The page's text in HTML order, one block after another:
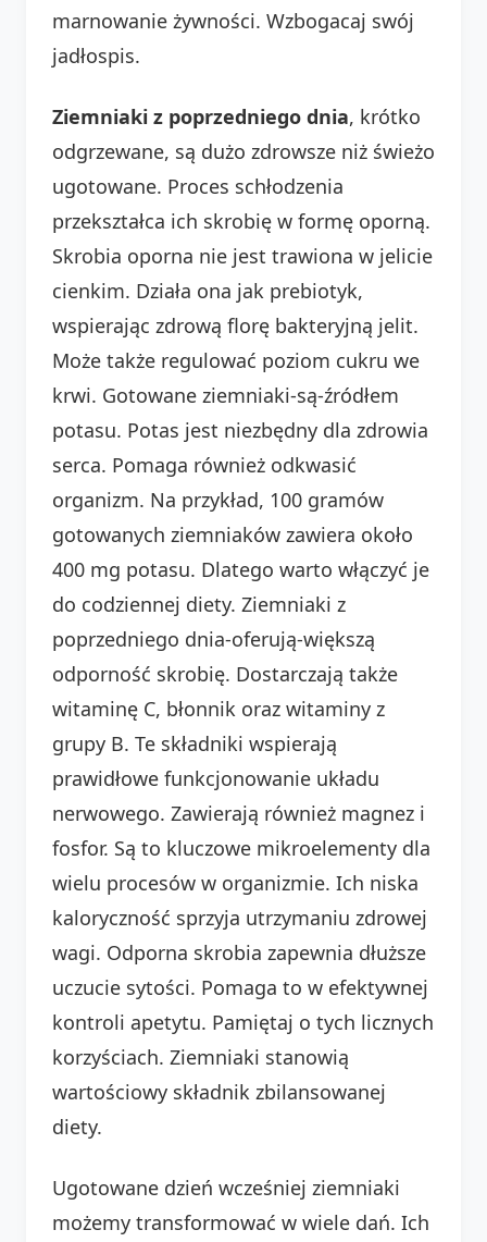
marnowanie żywności. Wzbogacaj swój
jadłospis.
Ziemniaki z poprzedniego dnia, krótko
odgrzewane, są dużo zdrowsze niż świeżo
ugotowane. Proces schłodzenia
przekształca ich skrobię w formę oporną.
Skrobia oporna nie jest trawiona w jelicie
cienkim. Działa ona jak prebiotyk,
wspierając zdrową florę bakteryjną jelit.
Może także regulować poziom cukru we
krwi. Gotowane ziemniaki-są-źródłem
potasu. Potas jest niezbędny dla zdrowia
serca. Pomaga również odkwasić
organizm. Na przykład, 100 gramów
gotowanych ziemniaków zawiera około
400 mg potasu. Dlatego warto włączyć je
do codziennej diety. Ziemniaki z
poprzedniego dnia-oferują-większą
odporność skrobię. Dostarczają także
witaminę C, błonnik oraz witaminy z
grupy B. Te składniki wspierają
prawidłowe funkcjonowanie układu
nerwowego. Zawierają również magnez i
fosfor. Są to kluczowe mikroelementy dla
wielu procesów w organizmie. Ich niska
kaloryczność sprzyja utrzymaniu zdrowej
wagi. Odporna skrobia zapewnia dłuższe
uczucie sytości. Pomaga to w efektywnej
kontroli apetytu. Pamiętaj o tych licznych
korzyściach. Ziemniaki stanowią
wartościowy składnik zbilansowanej
diety.
Ugotowane dzień wcześniej ziemniaki
możemy transformować w wiele dań. Ich